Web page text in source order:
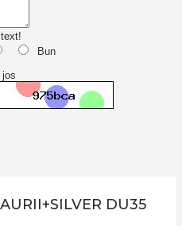
Bun
jos
DU35